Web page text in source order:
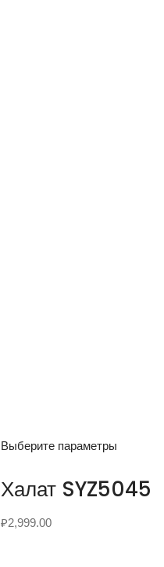
Выберите параметры
Халат SYZ5045
₽2,999.00